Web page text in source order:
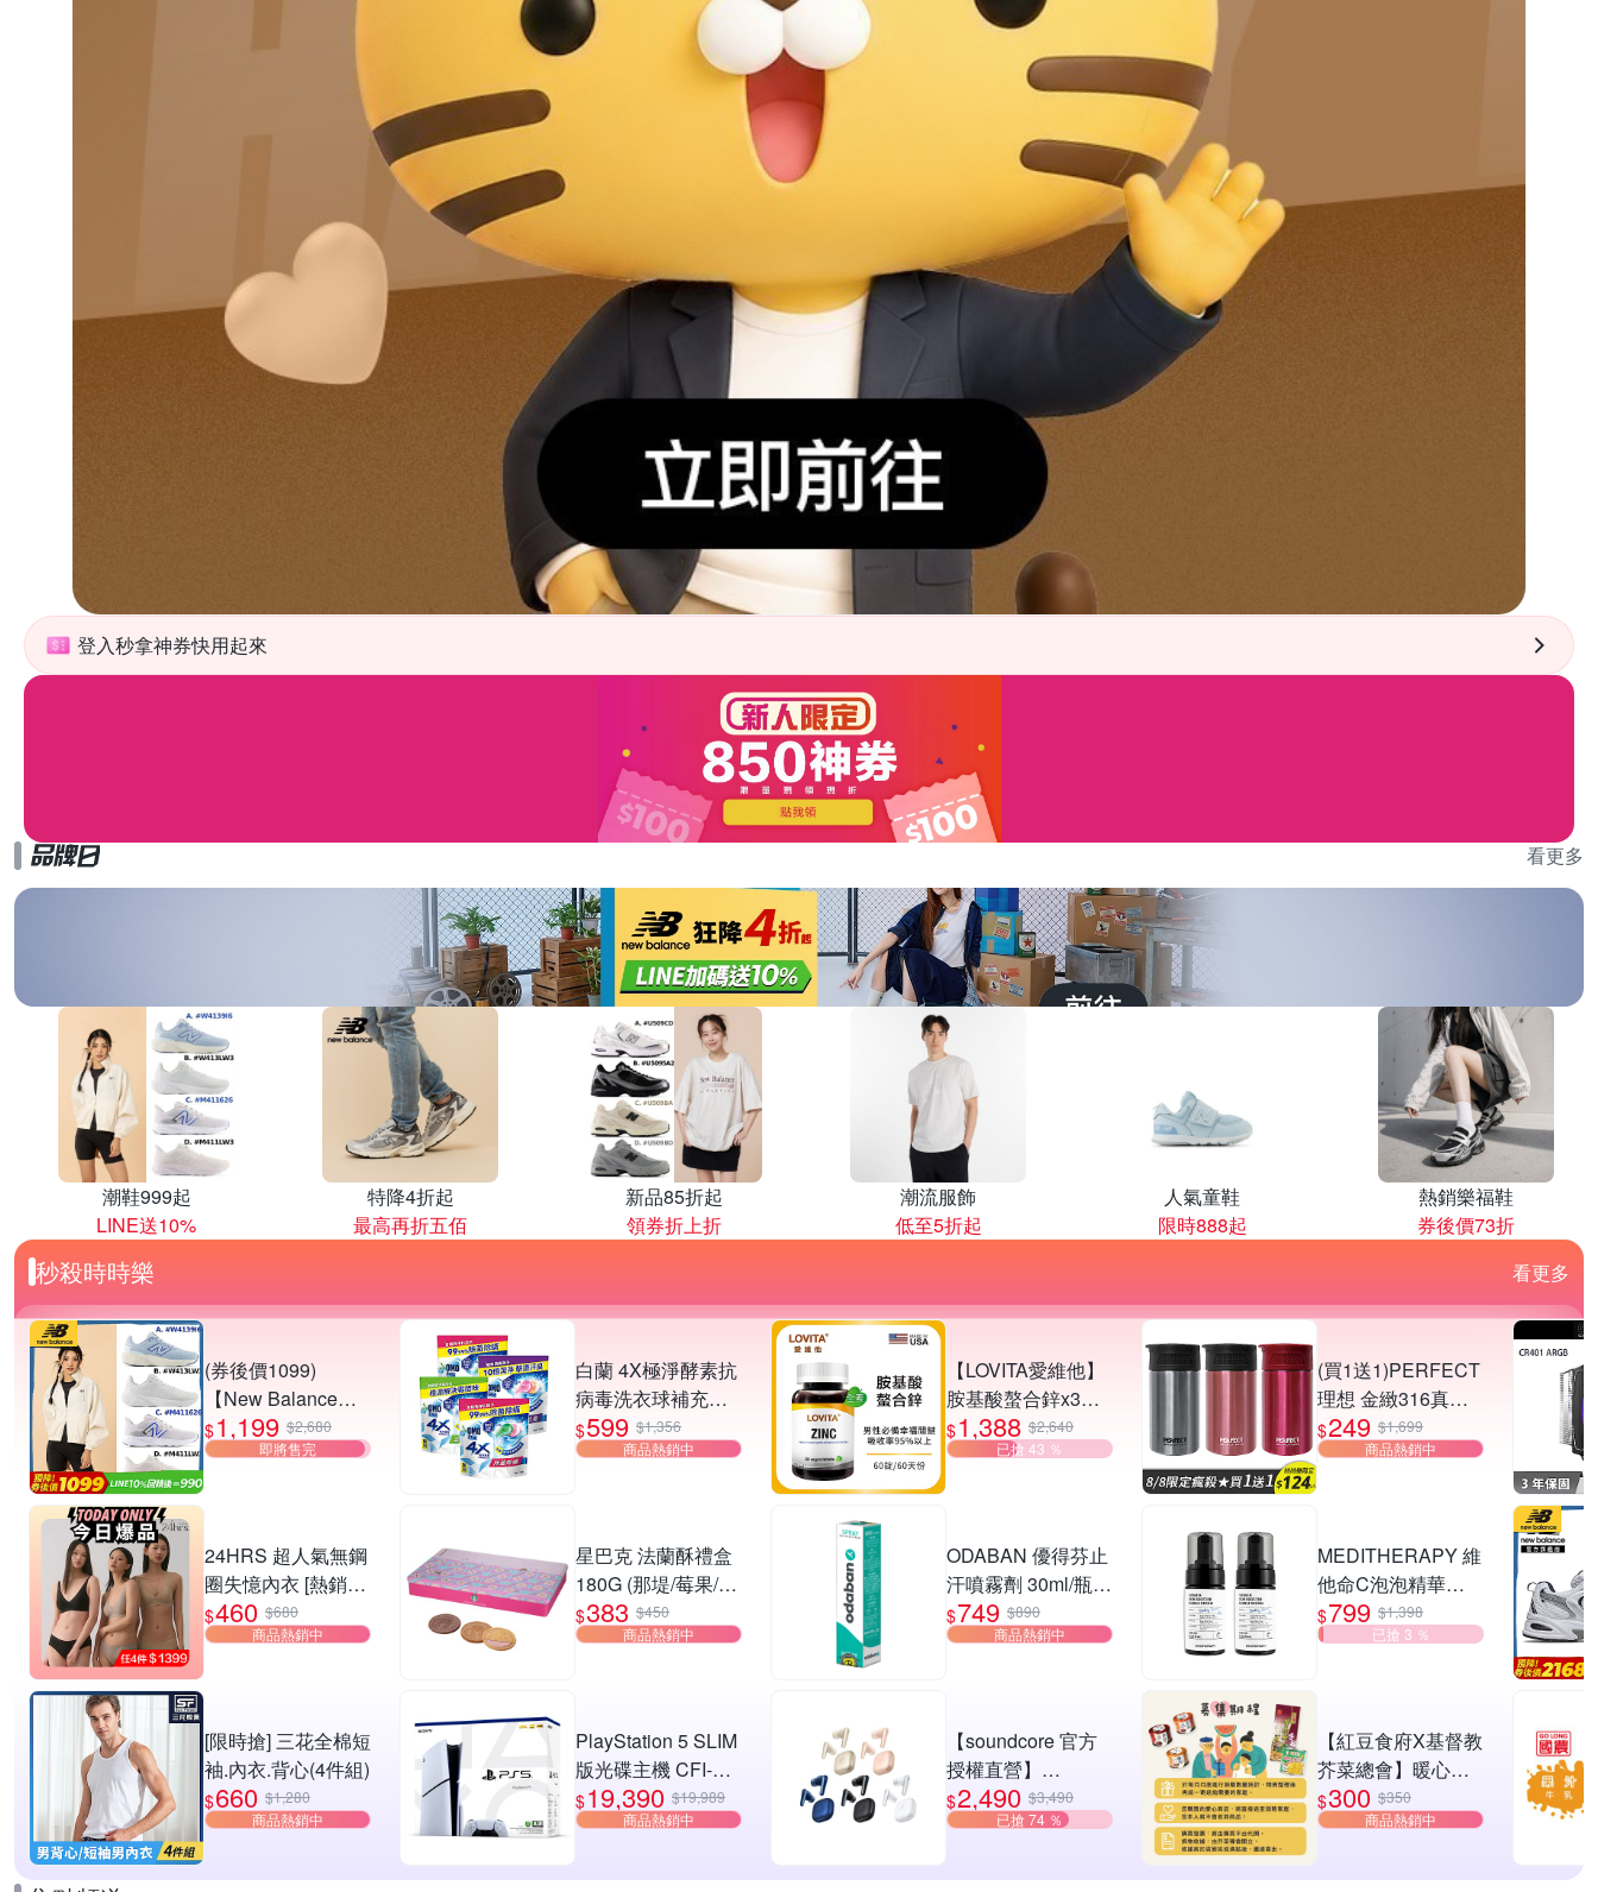
登入秒拿神券快用起來
看更多
潮鞋999起
LINE送10%
特降4折起
最高再折五佰
新品85折起
領券折上折
潮流服飾
低至5折起
人氣童鞋
限時888起
熱銷樂福鞋
券後價73折
秒殺時時樂 看更多
(券後價1099)
【New Balance】
慢跑鞋_女/中性_多
款任選
W3) (網路獨家款)
$1,199 $2,680
即將售完
24HRS 超人氣無鋼
圈失憶內衣 [熱銷好
評]
$460 $680
商品熱銷中
[限時搶] 三花全棉短
袖.內衣.背心(4件組)
$660 $1,280
商品熱銷中
白蘭 4X極淨酵素抗
病毒洗衣球補充包
(30顆/袋)_4入組(三
款任選)
$599 $1,356
商品熱銷中
星巴克 法蘭酥禮盒
180G (那堤/莓果/海
鹽焦糖)
$383 $450
商品熱銷中
PlayStation 5 SLIM
版光碟主機 CFI-
2118A01
$19,390 $19,989
商品熱銷中
【LOVITA愛維他】
胺基酸螯合鋅x3瓶
30mg素食錠(鋅錠)
$1,388 $2,640
已搶 43 ％
ODABAN 優得芬止
汗噴霧劑 30ml/瓶
(原廠公司貨 止汗劑
止汗噴霧)
$749 $890
商品熱銷中
【soundcore 官方
授權直營】
soundcore Liberty 5
降噪真無線藍牙耳
$2,490 $3,490
已搶 74 ％
(買1送1)PERFECT
理想 金緻316真空
咖啡萃取杯 (8H)
$249 $1,699
商品熱銷中
MEDITHERAPY 維
他命C泡泡精華
100ml 2入組
$799 $1,398
已搶 3 ％
【紅豆食府X基督教
芥菜總會】暖心公
益送愛救助A套餐愛
心募集(購買者本人
$300 $350
商品熱銷中